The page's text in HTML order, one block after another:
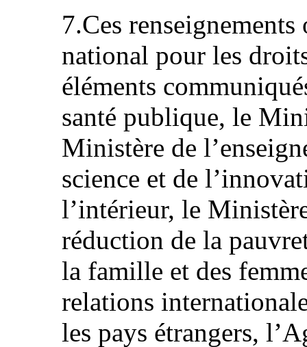
7.Ces
national pour les
éléments
santé publique, le
Ministère de
science et de
l’intérieur, le
réduction de la
la famille et des
relations
les pays étrangers,